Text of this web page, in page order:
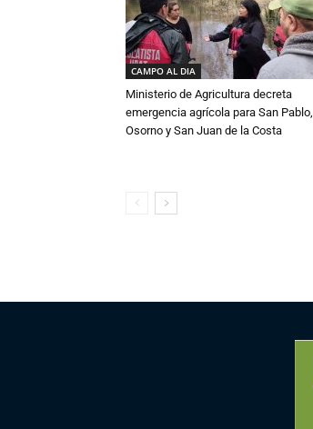
CAMPO AL DIA
Ministerio de Agricultura decreta
emergencia agrícola para San Pablo,
Osorno y San Juan de la Costa